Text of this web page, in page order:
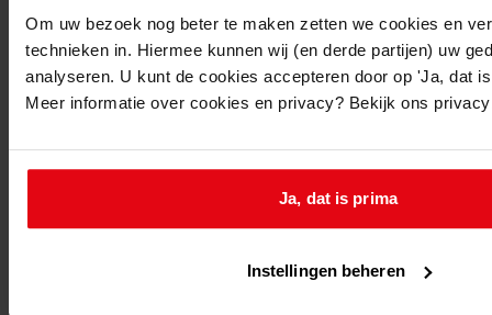
Om uw bezoek nog beter te maken zetten we cookies en
technieken in. Hiermee kunnen wij (en derde partijen) uw
analyseren. U kunt de cookies accepteren door op 'Ja, dat
Meer informatie over cookies en privacy? Bekijk ons
Ja, dat is prima
Instellingen beheren
Inventaris
5501-5600
5582Plaatsen van een bijkeuken, 1991
Datering:
Beschrijving: